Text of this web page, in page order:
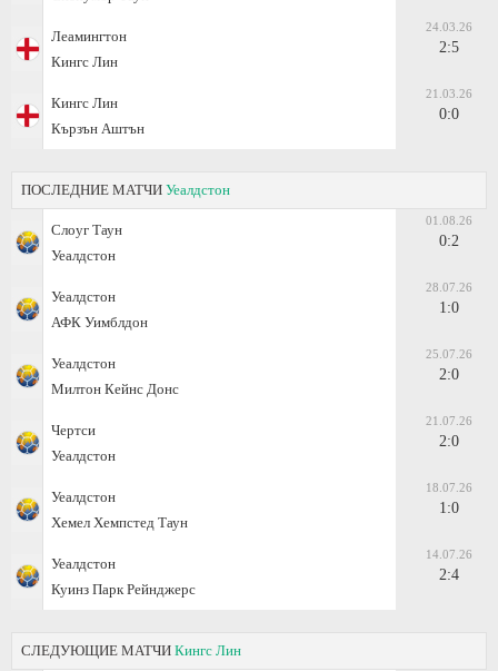
Леамингтон
Кингс Лин
24.03.26
2:5
Кингс Лин
Кързън Аштън
21.03.26
0:0
ПОСЛЕДНИЕ МАТЧИ Уеалдстон
Слоуг Таун
Уеалдстон
01.08.26
0:2
Уеалдстон
АФК Уимблдон
28.07.26
1:0
Уеалдстон
Милтон Кейнс Донс
25.07.26
2:0
Чертси
Уеалдстон
21.07.26
2:0
Уеалдстон
Хемел Хемпстед Таун
18.07.26
1:0
Уеалдстон
Куинз Парк Рейнджерс
14.07.26
2:4
СЛЕДУЮЩИЕ МАТЧИ Кингс Лин